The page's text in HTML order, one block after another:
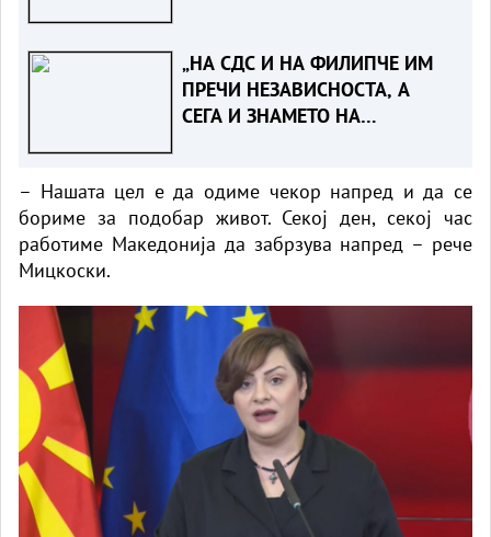
„НА СДС И НА ФИЛИПЧЕ ИМ
ПРЕЧИ НЕЗАВИСНОСТА, А
СЕГА И ЗНАМЕТО НА
со жестока реакција до СДСМ
и Филипче
– Нашата цел е да одиме чекор напред и да се
бориме за подобар живот. Секој ден, секој час
работиме Македонија да забрзува напред – рече
Мицкоски.